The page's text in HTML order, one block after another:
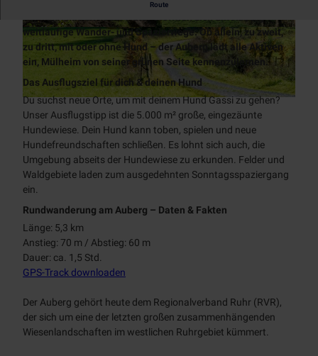
Tages
kreuzf
ahrten
Chart
erfahr
ten
Radfahren
Alle
Themen
Radwege
radrevier.r
uhr
RUHRPER
LEN
Aktiv
entspannen
Alle Themen
Wanderweg
e
Klettersteig
Bootsverlei
h
Badestellen
Natur
Gastronomie
RUHR.NAH
Erlebnismagazin
Themen
App
BJÖRN |
Zeitreise
Schloß
Broich
Erlebnispf
ad
Museen
Industriekultur
Denkmal
KULT
Stadtmagazin
Prospekte
Touristinfo
Unterkünfte
Mobilität
Newsletter
Über
uns
Team
Jobs
MülheimPartner
© Jürgen Brinkmann
© Jürgen Brinkmann © Jürgen Brinkmann
Route
Das Paradies zum Wandern und Spazieren in Mülheim an
der Ruhr: Mitten in der Natur eröffnen sich am Auberg
weitläufige Wander- und Spazierwege. Ob allein, zu zweit,
zu dritt, mit oder ohne Hund – der Auberg lädt alle Aktiven
ein, Mülheim von seiner grünen Seite kennenzulernen.
Das Ausflugsziel für dich & deinen Hund
Du suchst neue Orte, um mit deinem Hund Gassi zu gehen?
Unser Ausflugstipp ist die 5.000 m² große, eingezäunte
Hundewiese. Dein Hund kann toben, spielen und neue
Hundefreundschaften schließen. Es lohnt sich auch, die
Umgebung abseits der Hundewiese zu erkunden. Felder und
Waldgebiete laden zum ausgedehnten Sonntagsspaziergang
ein.
Rundwanderung am Auberg – Daten & Fakten
Länge: 5,3 km
Anstieg: 70 m / Abstieg: 60 m
Dauer: ca. 1,5 Std.
GPS-Track downloaden
Der Auberg gehört heute dem Regionalverband Ruhr (RVR),
der sich um eine der letzten großen zusammenhängenden
Wiesenlandschaften im westlichen Ruhrgebiet kümmert.